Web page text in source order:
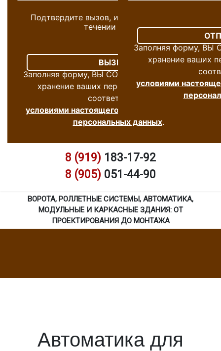
Подтвердите вызов, и мы перезвоним Вам в
течении 10 минут
Заполняя форму, ВЫ СОГЛАСНЫ на обработку и
хранение ваших персональных данных, в
соответствии с
условиями настоящего согласия на обработку
персональных данных.
Заполняя форму, ВЫ
хранение ваших
условиями
8 (919) 183-17-92
8 (905) 051-44-90
ВОРОТА, РОЛЛЕТНЫЕ СИСТЕМЫ, АВТОМАТИКА,
МОДУЛЬНЫЕ И КАРКАСНЫЕ ЗДАНИЯ: ОТ
ПРОЕКТИРОВАНИЯ ДО МОНТАЖА
Автоматика для